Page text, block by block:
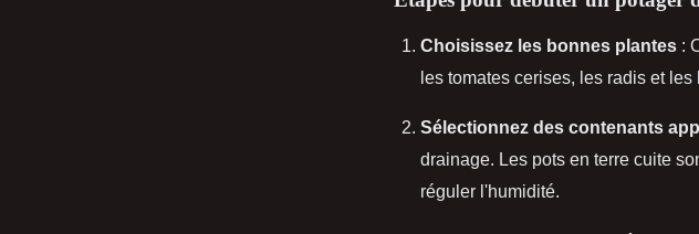
Choisissez les bonnes plantes :
les tomates cerises, les radis et
Sélectionnez des contenants
drainage. Les pots en terre cuite
réguler l'humidité.